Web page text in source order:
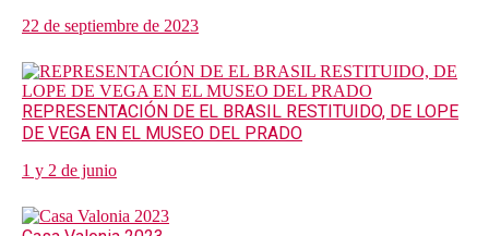
22 de septiembre de 2023
REPRESENTACIÓN DE EL BRASIL RESTITUIDO, DE LOPE
DE VEGA EN EL MUSEO DEL PRADO
1 y 2 de junio